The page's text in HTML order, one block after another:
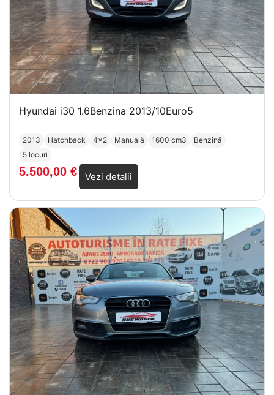
Hyundai i30 1.6Benzina 2013/10Euro5
2013 Hatchback 4x2 Manuală 1600 cm3
Benzină
5 locuri
5.500,00 € Vezi detalii